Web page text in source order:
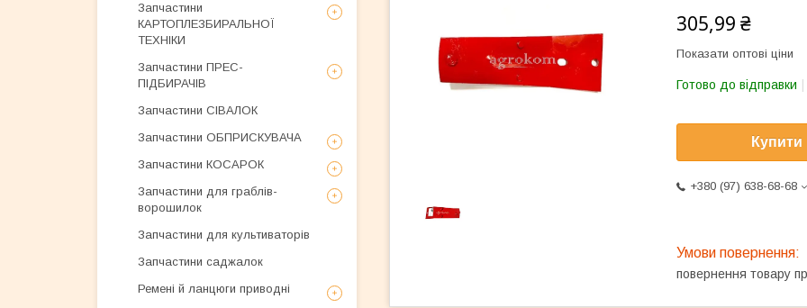
305,99 ₴
Показати оптові ціни
Готово до відправки
Купити
+380 (97) 638-68-68
повернення товару
Запчастини
КАРТОПЛЕЗБИРАЛЬНОЇ
ТЕХНІКИ
Запчастини ПРЕС-
ПІДБИРАЧІВ
Запчастини СІВАЛОК
Запчастини ОБПРИСКУВАЧА
Запчастини КОСАРОК
Запчастини для граблів-
ворошилок
Запчастини для культиваторів
Запчастини саджалок
Ремені й ланцюги приводні